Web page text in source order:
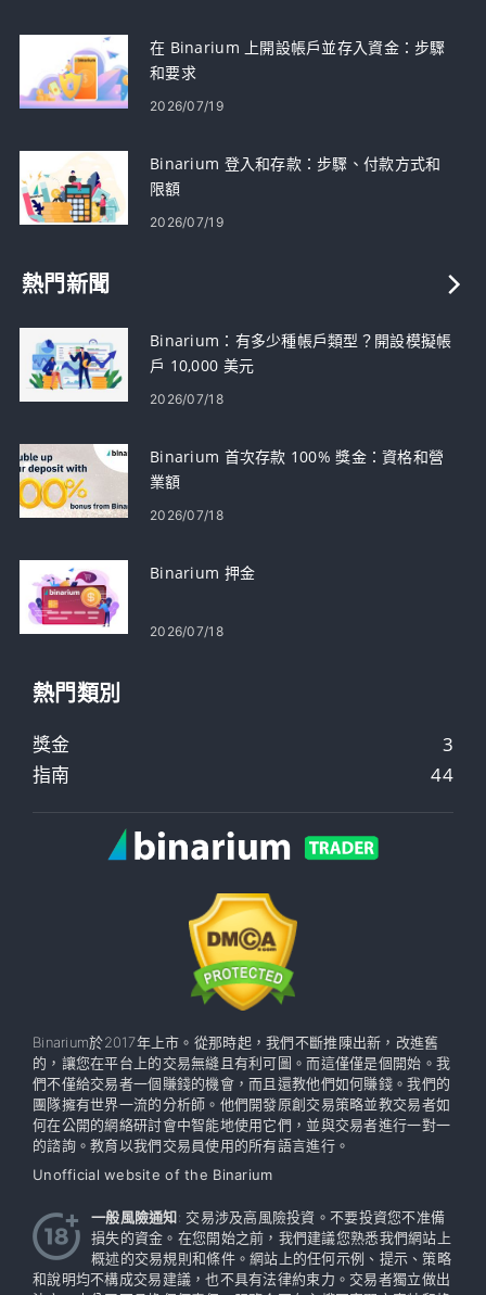
在 Binarium 上開設帳戶並存入資金：步驟
和要求
2026/07/19
Binarium 登入和存款：步驟、付款方式和
限額
2026/07/19
熱門新聞
Binarium：有多少種帳戶類型？開設模擬帳
戶 10,000 美元
2026/07/18
Binarium 首次存款 100% 獎金：資格和營
業額
2026/07/18
Binarium 押金
2026/07/18
熱門類別
獎金
3
指南
44
Binarium於2017年上市。從那時起，我們不斷推陳出新，改進舊
的，讓您在平台上的交易無縫且有利可圖。而這僅僅是個開始。我
們不僅給交易者一個賺錢的機會，而且還教他們如何賺錢。我們的
團隊擁有世界一流的分析師。他們開發原創交易策略並教交易者如
何在公開的網絡研討會中智能地使用它們，並與交易者進行一對一
的諮詢。教育以我們交易員使用的所有語言進行。
Unofficial website of the Binarium
一般風險通知: 交易涉及高風險投資。不要投資您不准備
損失的資金。在您開始之前，我們建議您熟悉我們網站上
概述的交易規則和條件。網站上的任何示例、提示、策略
和說明均不構成交易建議，也不具有法律約束力。交易者獨立做出